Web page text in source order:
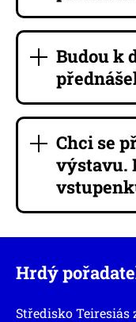
Budou k
Chci se
výstavu.
Hrdý
Středisko